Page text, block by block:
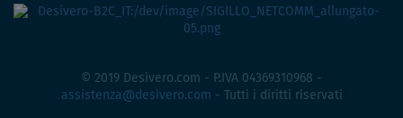
© 2019 Desivero.com - P.IVA 04369310968 -
assistenza@desivero.com - Tutti i diritti riservati